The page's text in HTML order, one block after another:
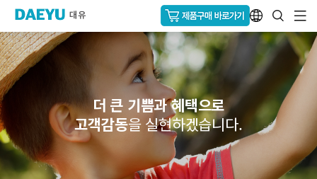
더 큰 기쁨과 혜택으로
고객감동을 실현하겠습니다.